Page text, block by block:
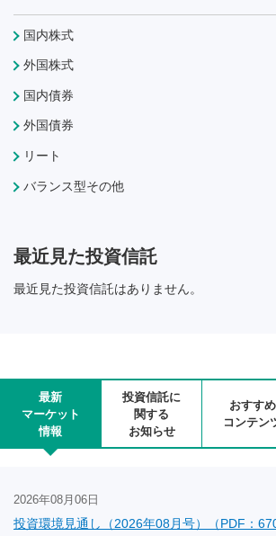
国内株式
外国株式
国内債券
外国債券
リート
バランス型その他
最近見た投資信託
最近見た投資信託はありません。
最新
マーケット
情報
投資信託に
関する
お知らせ
おすすめ
コンテン
2026年08月06日
投資環境見通し（2026年08月号）（PDF：